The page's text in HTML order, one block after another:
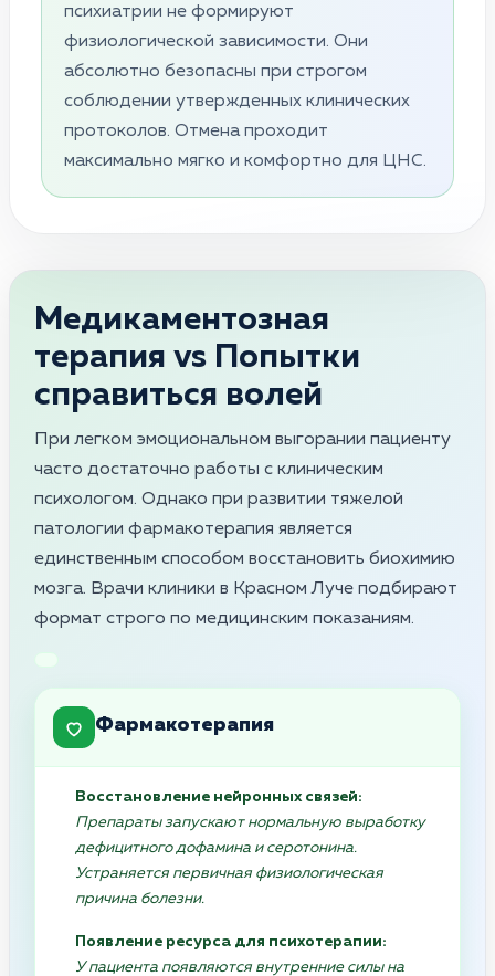
психиатрии не формируют
физиологической зависимости. Они
абсолютно безопасны при строгом
соблюдении утвержденных клинических
протоколов. Отмена проходит
максимально мягко и комфортно для ЦНС.
Медикаментозная
терапия vs Попытки
справиться волей
При легком эмоциональном выгорании пациенту
часто достаточно работы с клиническим
психологом. Однако при развитии тяжелой
патологии фармакотерапия является
единственным способом восстановить биохимию
мозга. Врачи клиники в Красном Луче подбирают
формат строго по медицинским показаниям.
Фармакотерапия
Восстановление нейронных связей:
Препараты запускают нормальную выработку
дефицитного дофамина и серотонина.
Устраняется первичная физиологическая
причина болезни.
Появление ресурса для психотерапии:
У пациента появляются внутренние силы на